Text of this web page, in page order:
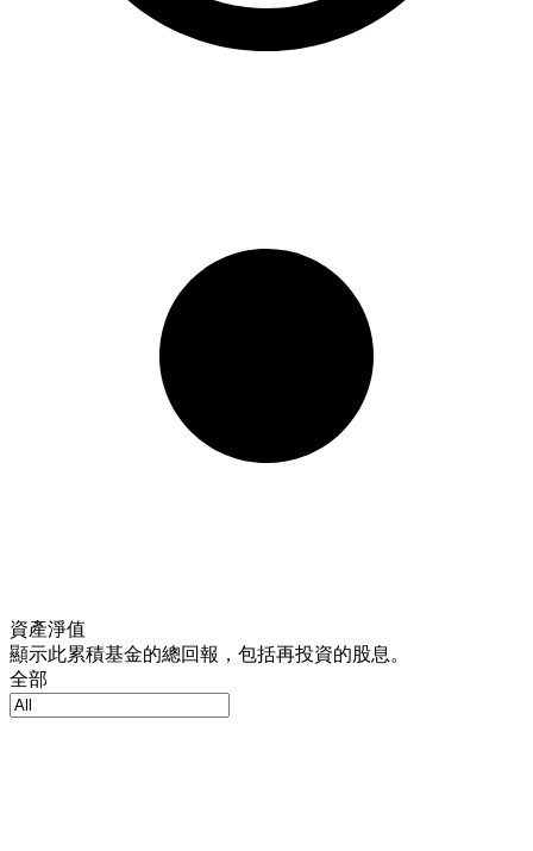
資產淨值
顯示此累積基金的總回報，包括再投資的股息。
全部